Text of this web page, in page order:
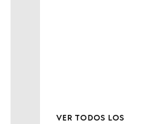
ver todos los